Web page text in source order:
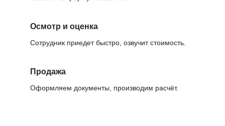
Осмотр и оценка
Сотрудник приедет быстро, озвучит стоимость.
Продажа
Оформляем документы, производим расчёт.